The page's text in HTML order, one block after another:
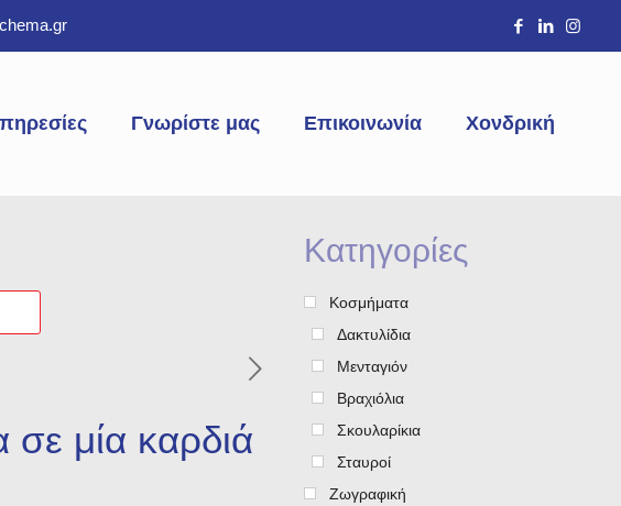
Γνωρίστε μας Επικοινωνία Χονδρική
σε μία καρδιά
Κατηγορίες
Κοσμήματα
Δακτυλίδια
Μενταγιόν
Βραχιόλια
Σκουλαρίκια
Σταυροί
Ζωγραφική